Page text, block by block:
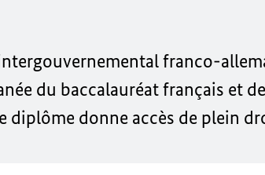
franco-
du baccalauréat français et
diplôme donne accès de plein